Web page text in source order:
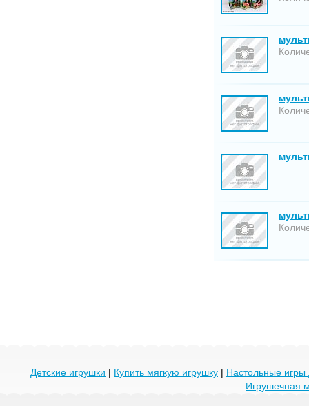
Детские игрушки | Купить мягкую игрушку | Настольные игры
Игрушечная